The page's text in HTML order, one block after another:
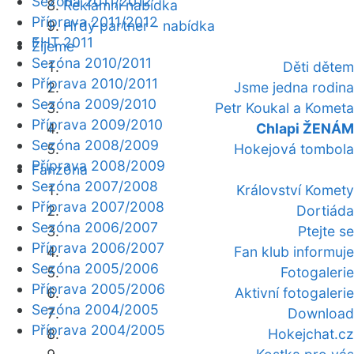
Reklamní nabídka
Hrdý partner - nabídka
Žijeme
Děti dětem
Jsme jedna rodina
Petr Koukal a Kometa
Chlapi ŽENÁM
Hokejová tombola
Fanzóna
Království Komety
Dortiáda
Ptejte se
Fan klub informuje
Fotogalerie
Aktivní fotogalerie
Download
Hokejchat.cz
Příprava 2011/2012
EHT 2011
Sezóna 2010/2011
Příprava 2010/2011
Sezóna 2009/2010
Příprava 2009/2010
Sezóna 2008/2009
Příprava 2008/2009
Sezóna 2007/2008
Příprava 2007/2008
Sezóna 2006/2007
Příprava 2006/2007
Sezóna 2005/2006
Příprava 2005/2006
Sezóna 2004/2005
Příprava 2004/2005